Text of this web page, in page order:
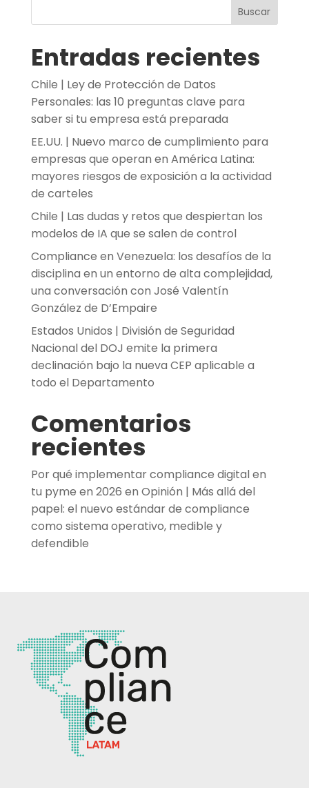
Buscar
Entradas recientes
Chile | Ley de Protección de Datos
Personales: las 10 preguntas clave para
saber si tu empresa está preparada
EE.UU. | Nuevo marco de cumplimiento para
empresas que operan en América Latina:
mayores riesgos de exposición a la actividad
de carteles
Chile | Las dudas y retos que despiertan los
modelos de IA que se salen de control
Compliance en Venezuela: los desafíos de la
disciplina en un entorno de alta complejidad,
una conversación con José Valentín
González de D’Empaire
Estados Unidos | División de Seguridad
Nacional del DOJ emite la primera
declinación bajo la nueva CEP aplicable a
todo el Departamento
Comentarios
recientes
Por qué implementar compliance digital en
tu pyme en 2026 en Opinión | Más allá del
papel: el nuevo estándar de compliance
como sistema operativo, medible y
defendible